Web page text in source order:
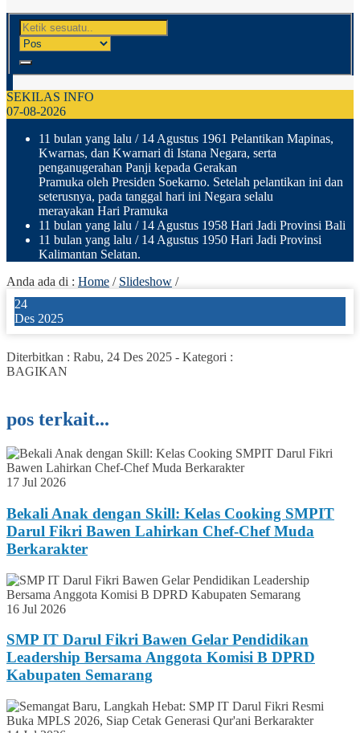
SEKILAS INFO
07-08-2026
11 bulan yang lalu / 14 Agustus 1961 Pelantikan Mapinas,
Kwarnas, dan Kwarnari di Istana Negara, serta
penganugerahan Panji kepada Gerakan
Pramuka oleh Presiden Soekarno. Setelah pelantikan ini dan
seterusnya, pada tanggal hari ini Negara selalu
merayakan Hari Pramuka
11 bulan yang lalu / 14 Agustus 1958 Hari Jadi Provinsi Bali
11 bulan yang lalu / 14 Agustus 1950 Hari Jadi Provinsi
Kalimantan Selatan.
Anda ada di : Home / Slideshow /
24
Des 2025
Diterbitkan : Rabu, 24 Des 2025 - Kategori :
BAGIKAN
pos terkait...
17 Jul 2026
Bekali Anak dengan Skill: Kelas Cooking SMPIT
Darul Fikri Bawen Lahirkan Chef-Chef Muda
Berkarakter
16 Jul 2026
SMP IT Darul Fikri Bawen Gelar Pendidikan
Leadership Bersama Anggota Komisi B DPRD
Kabupaten Semarang